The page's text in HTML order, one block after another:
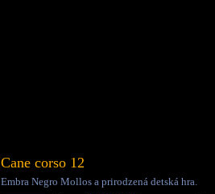
Cane corso 12
Embra Negro Mollos a prirodzená detská hra.